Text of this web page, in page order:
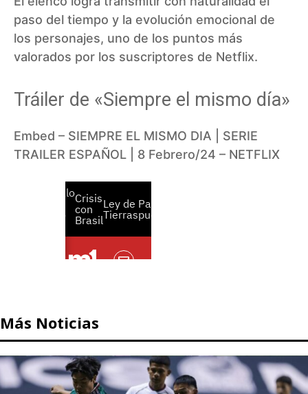
paso del tiempo y la evolución emocional de
los personajes, uno de los puntos más
valorados por los suscriptores de Netflix.
Tráiler de «Siempre el mismo día»
Embed – SIEMPRE EL MISMO DIA | SERIE
TRAILER ESPAÑOL | 8 Febrero/24 – NETFLIX
Más Noticias